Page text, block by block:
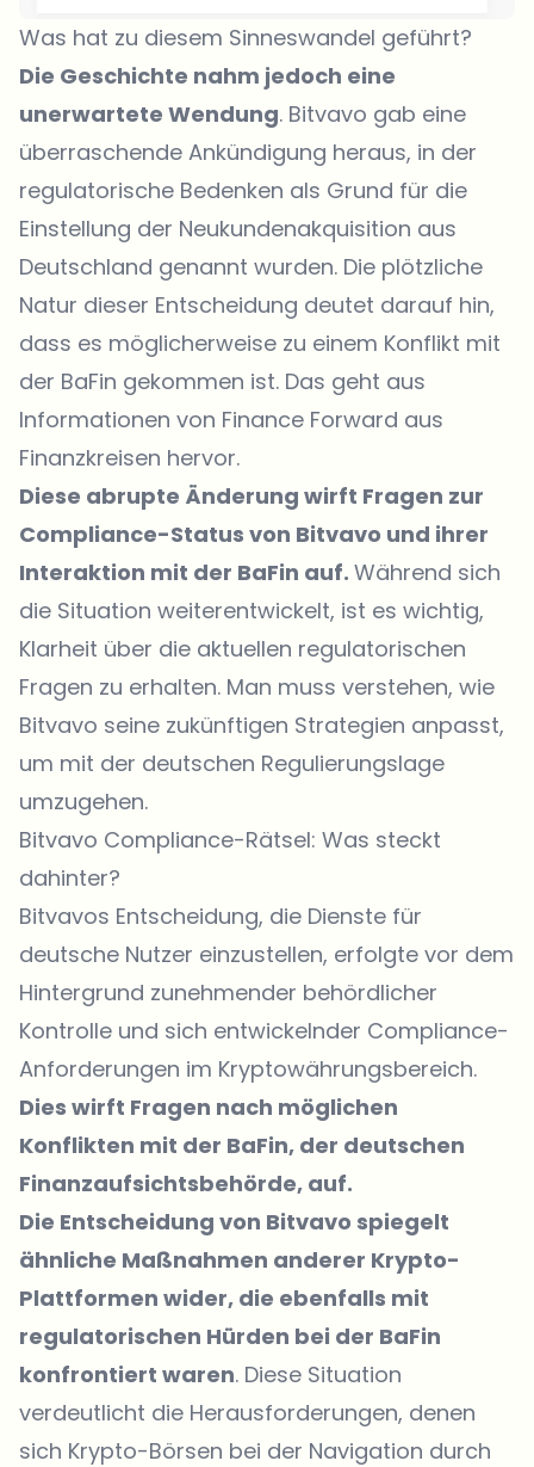
Was hat zu diesem Sinneswandel geführt?
Die Geschichte nahm jedoch eine
unerwartete Wendung. Bitvavo gab eine
überraschende Ankündigung heraus, in der
regulatorische Bedenken als Grund für die
Einstellung der Neukundenakquisition aus
Deutschland genannt wurden. Die plötzliche
Natur dieser Entscheidung deutet darauf hin,
dass es möglicherweise zu einem Konflikt mit
der BaFin gekommen ist. Das geht aus
Informationen von Finance Forward aus
Finanzkreisen hervor.
Diese abrupte Änderung wirft Fragen zur
Compliance-Status von Bitvavo und ihrer
Interaktion mit der BaFin auf. Während sich
die Situation weiterentwickelt, ist es wichtig,
Klarheit über die aktuellen regulatorischen
Fragen zu erhalten. Man muss verstehen, wie
Bitvavo seine zukünftigen Strategien anpasst,
um mit der deutschen Regulierungslage
umzugehen.
Bitvavo Compliance-Rätsel: Was steckt
dahinter?
Bitvavos Entscheidung, die Dienste für
deutsche Nutzer einzustellen, erfolgte vor dem
Hintergrund zunehmender behördlicher
Kontrolle und sich entwickelnder Compliance-
Anforderungen im Kryptowährungsbereich.
Dies wirft Fragen nach möglichen
Konflikten mit der BaFin, der deutschen
Finanzaufsichtsbehörde, auf.
Die Entscheidung von Bitvavo spiegelt
ähnliche Maßnahmen anderer Krypto-
Plattformen wider, die ebenfalls mit
regulatorischen Hürden bei der BaFin
konfrontiert waren. Diese Situation
verdeutlicht die Herausforderungen, denen
sich Krypto-Börsen bei der Navigation durch